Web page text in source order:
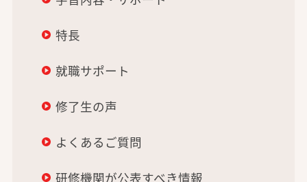
特長
就職サポート
修了生の声
よくあるご質問
研修機関が公表すべき情報